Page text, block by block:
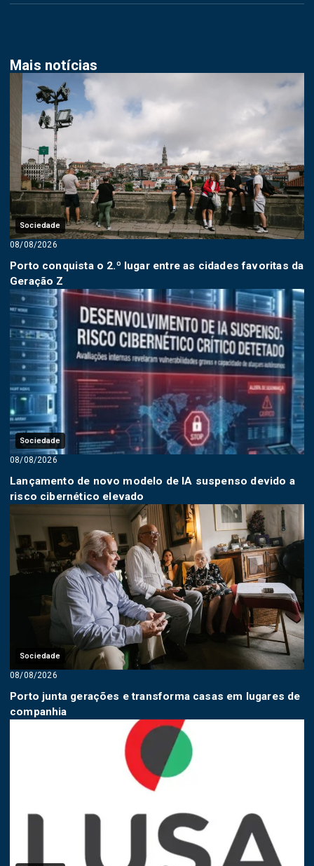
Mais notícias
Sociedade
08/08/2026
Porto conquista o 2.º lugar entre as cidades favoritas da
Geração Z
Sociedade
08/08/2026
Lançamento de novo modelo de IA suspenso devido a
risco cibernético elevado
Sociedade
08/08/2026
Porto junta gerações e transforma casas em lugares de
companhia